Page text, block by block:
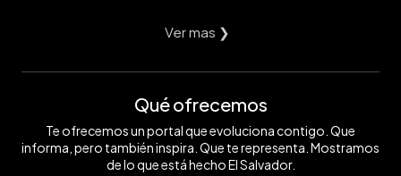
Ver mas ❯
Qué ofrecemos
Te ofrecemos un portal que evoluciona contigo. Que
informa, pero también inspira. Que te representa. Mostramos
de lo que está hecho El Salvador.